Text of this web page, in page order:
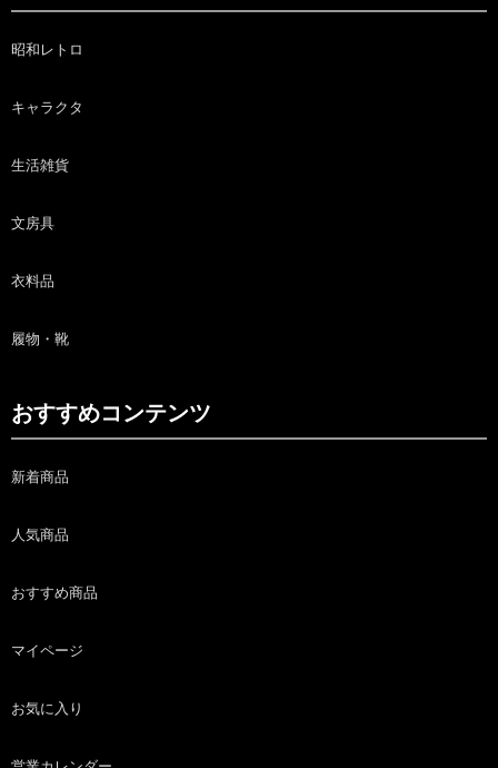
昭和レトロ
キャラクタ
生活雑貨
文房具
衣料品
履物・靴
おすすめコンテンツ
新着商品
人気商品
おすすめ商品
マイページ
お気に入り